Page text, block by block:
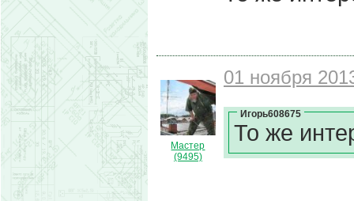
Мастер
(9495)
01 ноября
Игорь608675
То же